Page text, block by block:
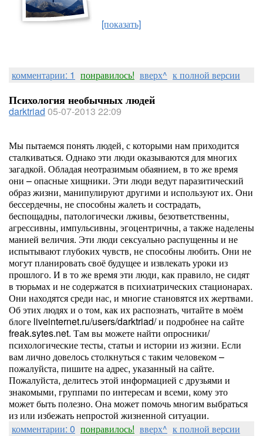
[показать]
комментарии: 1 понравилось! вверх^ к полной версии
Психология необычных людей
darktriad 05-07-2013 22:09
Мы пытаемся понять людей, с которыми нам приходится
сталкиваться. Однако эти люди оказываются для многих
загадкой. Обладая неотразимым обаянием, в то же время
они – опасные хищники. Эти люди ведут паразитический
образ жизни, манипулируют другими и используют их. Они
бессердечны, не способны жалеть и сострадать,
беспощадны, патологически лживы, безответственны,
агрессивны, импульсивны, эгоцентричны, а также наделены
манией величия. Эти люди сексуально распущенны и не
испытывают глубоких чувств, не способны любить. Они не
могут планировать своё будущее и извлекать уроки из
прошлого. И в то же время эти люди, как правило, не сидят
в тюрьмах и не содержатся в психиатрических стационарах.
Они находятся среди нас, и многие становятся их жертвами.
Об этих людях и о том, как их распознать, читайте в моём
блоге liveinternet.ru/users/darktriad/ и подробнее на сайте
freak.sytes.net. Там вы можете найти опросники/
психологические тесты, статьи и истории из жизни. Если
вам лично довелось столкнуться с таким человеком –
пожалуйста, пишите на адрес, указанный на сайте.
Пожалуйста, делитесь этой информацией с друзьями и
знакомыми, группами по интересам и всеми, кому это
может быть полезно. Она может помочь многим выбраться
из или избежать непростой жизненной ситуации.
комментарии: 0 понравилось! вверх^ к полной версии